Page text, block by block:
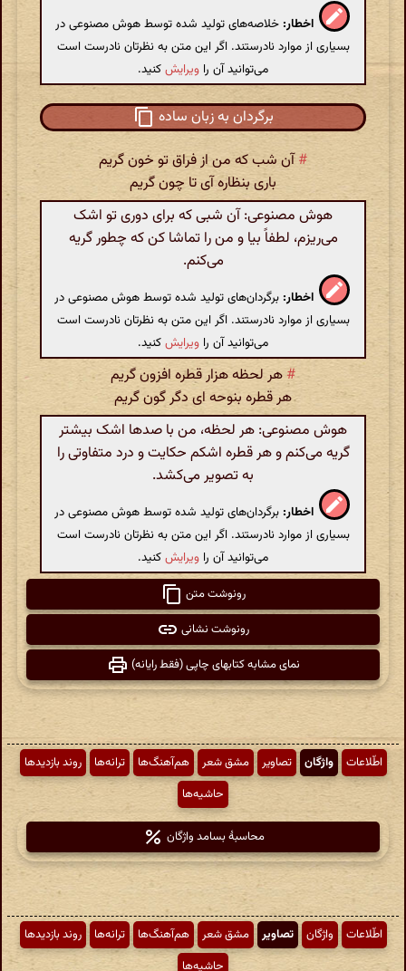
اخطار: خلاصه‌های تولید شده توسط هوش مصنوعی در
بسیاری از موارد نادرستند. اگر این متن به نظرتان نادرست است
می‌توانید آن را ویرایشکنید.
برگردان به زبان ساده
#آن شب که من از فراق تو خون گریم
باری بنظاره آی تا چون گریم
هوش مصنوعی: آن شبی که برای دوری تو اشک
می‌ریزم، لطفاً بیا و من را تماشا کن که چطور گریه
می‌کنم.
اخطار: برگردان‌های تولید شده توسط هوش مصنوعی در
بسیاری از موارد نادرستند. اگر این متن به نظرتان نادرست است
می‌توانید آن را ویرایشکنید.
#هر لحظه هزار قطره افزون گریم
هر قطره بنوحه ای دگر گون گریم
هوش مصنوعی: هر لحظه، من با صدها اشک بیشتر
گریه می‌کنم و هر قطره اشکم حکایت و درد متفاوتی را
به تصویر می‌کشد.
اخطار: برگردان‌های تولید شده توسط هوش مصنوعی در
بسیاری از موارد نادرستند. اگر این متن به نظرتان نادرست است
می‌توانید آن را ویرایشکنید.
رونوشت متن
رونوشت نشانی
نمای مشابه کتابهای چاپی (فقط رایانه)
اطّلاعات واژگان تصاویر مشق شعر هم‌آهنگ‌ها ترانه‌ها
روند بازدیدها
حاشیه‌ها
محاسبهٔ بسامد واژگان
اطّلاعات واژگان تصاویر مشق شعر هم‌آهنگ‌ها ترانه‌ها
روند بازدیدها
حاشیه‌ها